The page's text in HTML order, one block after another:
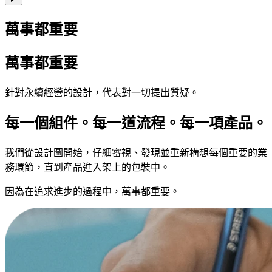
萬事都重要
萬事都重要
針對永續經營的設計，代表對一切提出質疑。
每一個組件。每一道流程。每一項產品。
我們從設計圖開始，仔細審視、發現並重新構想每個重要的業
務環節，直到產品進入架上的包裝中。
因為在追求進步的過程中，萬事都重要。